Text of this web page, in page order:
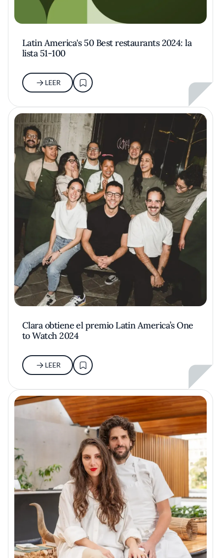
Latin America's 50 Best restaurants 2024: la
lista 51-100
LEER
Clara obtiene el premio Latin America’s One
to Watch 2024
LEER